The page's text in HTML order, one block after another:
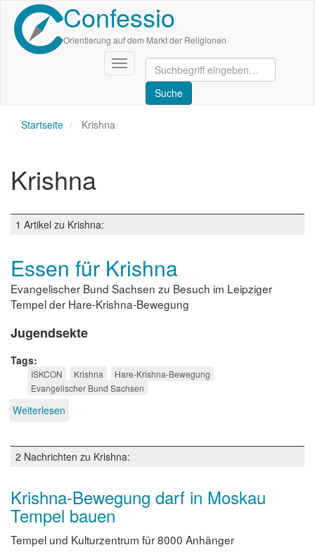
Direkt
zum
Inhalt
Confessio
Orientierung auf dem Markt der Religionen
Navigation
aktivieren/deaktivieren
Startseite Krishna
Krishna
1 Artikel zu Krishna:
Essen für Krishna
Evangelischer Bund Sachsen zu Besuch im Leipziger
Tempel der Hare-Krishna-Bewegung
Jugendsekte
Tags
ISKCON Krishna
Hare-Krishna-Bewegung
Evangelischer Bund Sachsen
Weiterlesen
Krishna
2 Nachrichten zu Krishna:
Krishna-Bewegung darf in Moskau
Tempel bauen
Tempel und Kulturzentrum für 8000 Anhänger